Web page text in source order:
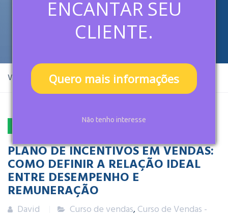
ENCANTAR SEU
CLIENTE.
Quero mais informações
Não tenho interesse
ARCHIVE FOR CATEGORY:
CURSO DE VENDAS
Você está aqui: Home Artigos Curso de vendas
PLANO DE INCENTIVOS EM VENDAS:
COMO DEFINIR A RELAÇÃO IDEAL
ENTRE DESEMPENHO E
REMUNERAÇÃO
David Curso de vendas,Curso de Vendas -